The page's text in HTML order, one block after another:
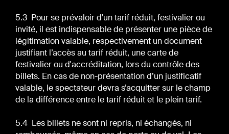
5.3 Pour se prévaloir d'un tarif réduit, festivalier ou
invité, il est indispensable de présenter une pièce de
légitimation valable, respectivement un document
justifiant l’accès au tarif réduit, une carte de
festivalier ou d'accréditation, lors du contrôle des
billets. En cas de non-présentation d’un justificatif
valable, le spectateur devra s’acquitter sur le champ
de la différence entre le tarif réduit et le plein tarif.
5.4 Les billets ne sont ni repris, ni échangés, ni